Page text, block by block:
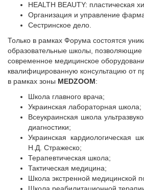
HEALTH BEAUTY: пластическая
Организация и управление
Сестринское дело.
Только в рамках Форума состоятся
образовательные школы, позволяющие
современное медицинское
квалифицированную консультацию от
в рамках зоны MEDZOOM:
Школа главного врача;
Украинская лабораторная школа;
Всеукраинская школа
диагностики;
Украинская кардиологическая
Н.Д. Стражеско;
Терапевтическая школа;
Тактическая медицина;
Школа экстренной медицинской